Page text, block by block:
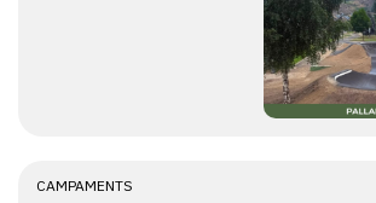
CAMPAMENTS